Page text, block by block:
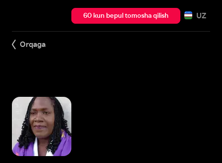
60 kun bepul tomosha qilish UZ
Orqaga